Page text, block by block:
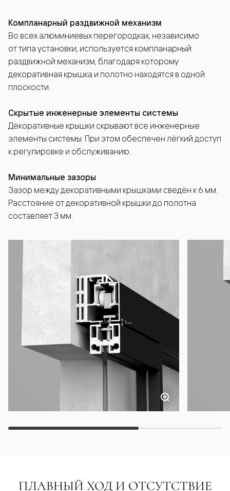
Компланарный раздвижной механизм
Во всех алюминиевых перегородках, независимо
от типа установки, используется компланарный
раздвижной механизм, благодаря которому
декоративная крышка и полотно находятся в одной
плоскости.
Скрытые инженерные элементы системы
Декоративные крышки скрывают все инженерные
элементы системы. При этом обеспечен лёгкий доступ
к регулировке и обслуживанию.
Минимальные зазоры
Зазор между декоративными крышками сведён к 6 мм.
Расстояние от декоративной крышки до полотна
составляет 3 мм.
ПЛАВНЫЙ ХОД И ОТСУТСТВИЕ